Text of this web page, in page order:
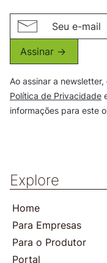
Explore
Home
Para Empresas
Para o Produtor
Portal
Assinar ->
Ao assinar a
Política de Privacidade
informações para este